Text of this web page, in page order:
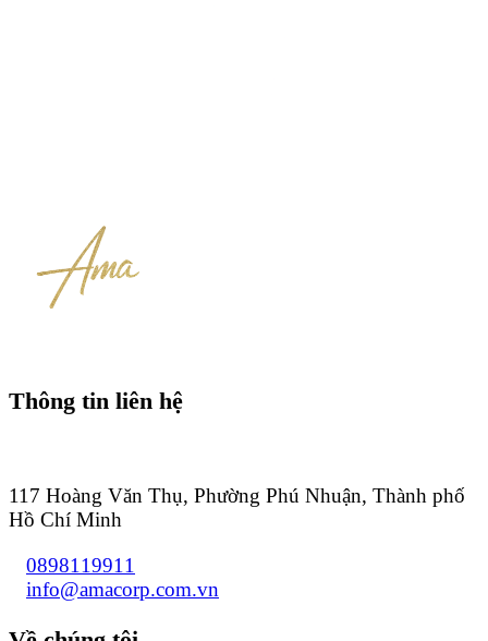
Thông tin liên hệ
117 Hoàng Văn Thụ, Phường Phú Nhuận, Thành phố
Hồ Chí Minh
0898119911
info@amacorp.com.vn